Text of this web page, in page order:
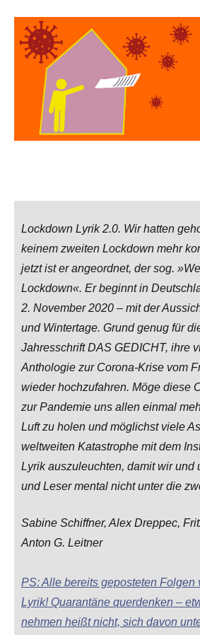
Lockdown Lyrik 2.0. Wir hatten
keinem zweiten Lockdown mehr
jetzt ist er angeordnet, der sog.
Lockdown«. Er beginnt in
2. November 2020 – mit der
und Wintertage. Grund genug für
Jahresschrift DAS GEDICHT, ihre
Anthologie zur Corona-Krise vom
wieder hochzufahren. Möge diese
zur Pandemie uns allen einmal
Luft zu holen und möglichst viele
weltweiten Katastrophe mit dem
Lyrik auszuleuchten, damit wir und
und Leser mental nicht unter die
Sabine Schiffner, Alex Dreppec,
Anton G. Leitner
PS: Alle bereits geposteten Folgen
Lyrik! Quarantäne querdenken –
nehmen heißt nicht, sich davon